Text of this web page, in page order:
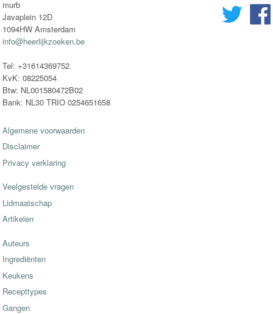
murb
Javaplein 12D
1094HW Amsterdam
info@heerlijkzoeken.be
Tel: +31614369752
KvK: 08225054
Btw: NL001580472B02
Bank: NL30 TRIO 0254651658
Algemene voorwaarden
Disclaimer
Privacy verklaring
Veelgestelde vragen
Lidmaatschap
Artikelen
Auteurs
Ingrediënten
Keukens
Recepttypes
Gangen